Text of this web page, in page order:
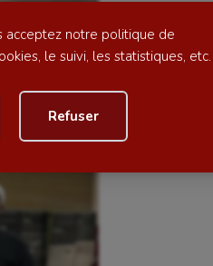
acceptez notre politique de
le suivi, les statistiques, etc.
Refuser
Natation artistique
Outdoor
Patinage artistique